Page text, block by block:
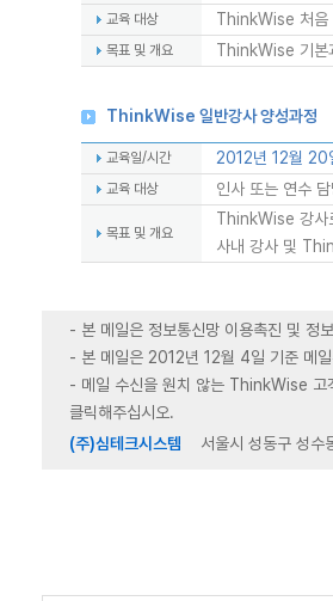
교육 대상 ThinkWise 처음
목표 및 개요 ThinkWise 기본
ThinkWise 일반강사 양성과정
교육일/시간 2012년 12월 20
교육 대상 인사 또는 연수
목표 및 개요
ThinkWise 강사
사내 강사 및
- 본 메일은 정보통신망 이용촉진 및 정
- 본 메일은 2012년 12월 4일 기준 메
- 메일 수신을 원치 않는 ThinkWise 고
클릭해주십시오.
(주)심테크시스템 서울시 성동구 성수